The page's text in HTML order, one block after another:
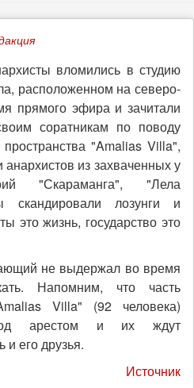
вломились в студию
расположенном на северо-
прямого эфира и зачитали
соратникам по поводу
"Amalias Villa",
из захваченных у
"Скараманга",
"Лела
скандировали лозунги и
это жизнь, государство это
не выдержал во время
Напомним, что часть
Villa" (92 человека)
арестом и их ждут
и его друзья.
Источник